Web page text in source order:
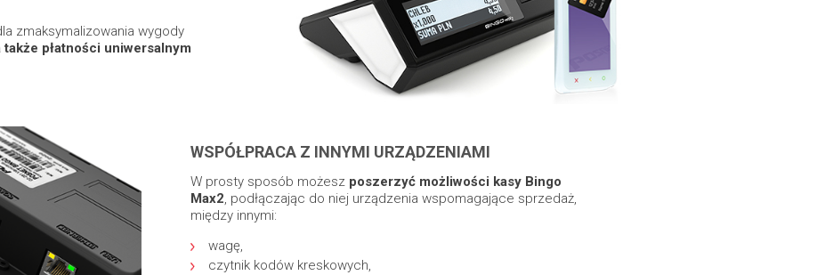
zmaksymalizowania wygody
także płatności uniwersalnym
WSPÓŁPRACA Z INNYMI URZĄDZENIAMI
W prosty sposób możesz poszerzyć możliwości kasy Bingo
Max2, podłączając do niej urządzenia wspomagające sprzedaż,
między innymi:
wagę,
czytnik kodów kreskowych,